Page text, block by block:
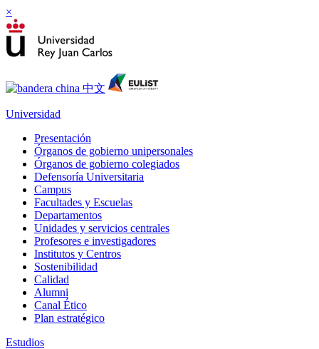
×
Universidad
Presentación
Órganos de gobierno unipersonales
Órganos de gobierno colegiados
Defensoría Universitaria
Campus
Facultades y Escuelas
Departamentos
Unidades y servicios centrales
Profesores e investigadores
Institutos y Centros
Sostenibilidad
Calidad
Alumni
Canal Ético
Plan estratégico
Estudios